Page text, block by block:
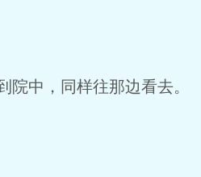
中，同样往那边看去。